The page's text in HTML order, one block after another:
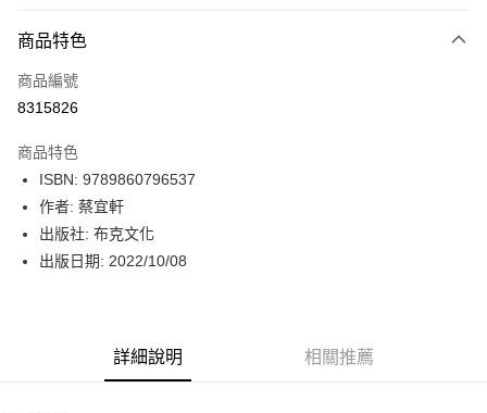
icash Pay
信用卡一次付款
LINE Pay
Apple Pay
街口支付
商品特色
商品編號
8315826
商品特色
ISBN: 9789860796537
作者: 蔡宜軒
出版社: 布克文化
出版日期: 2022/10/08
詳細說明 相關推薦